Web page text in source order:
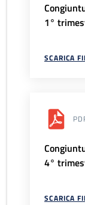
1°
SCARICA
4°
SCARICA